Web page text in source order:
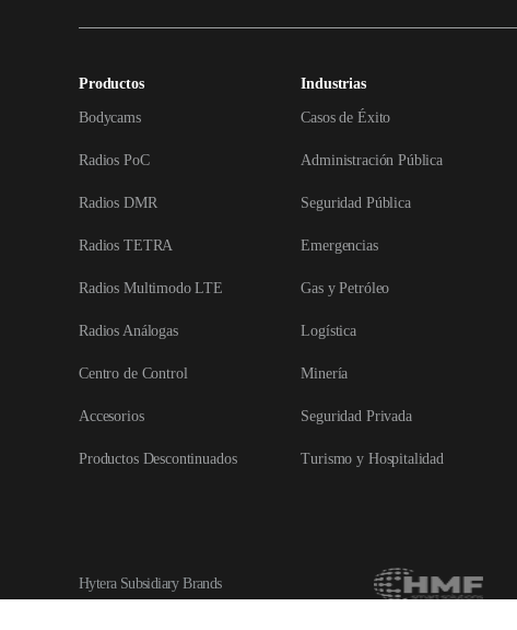
Productos
Bodycams
Radios PoC
Radios DMR
Radios TETRA
Radios Multimodo LTE
Radios Análogas
Centro de Control
Accesorios
Productos Descontinuados
Industrias
Casos de Éxito
Administración Pública
Seguridad Pública
Emergencias
Gas y Petróleo
Logística
Minería
Seguridad Privada
Turismo y Hospitalidad
Hytera Subsidiary Brands